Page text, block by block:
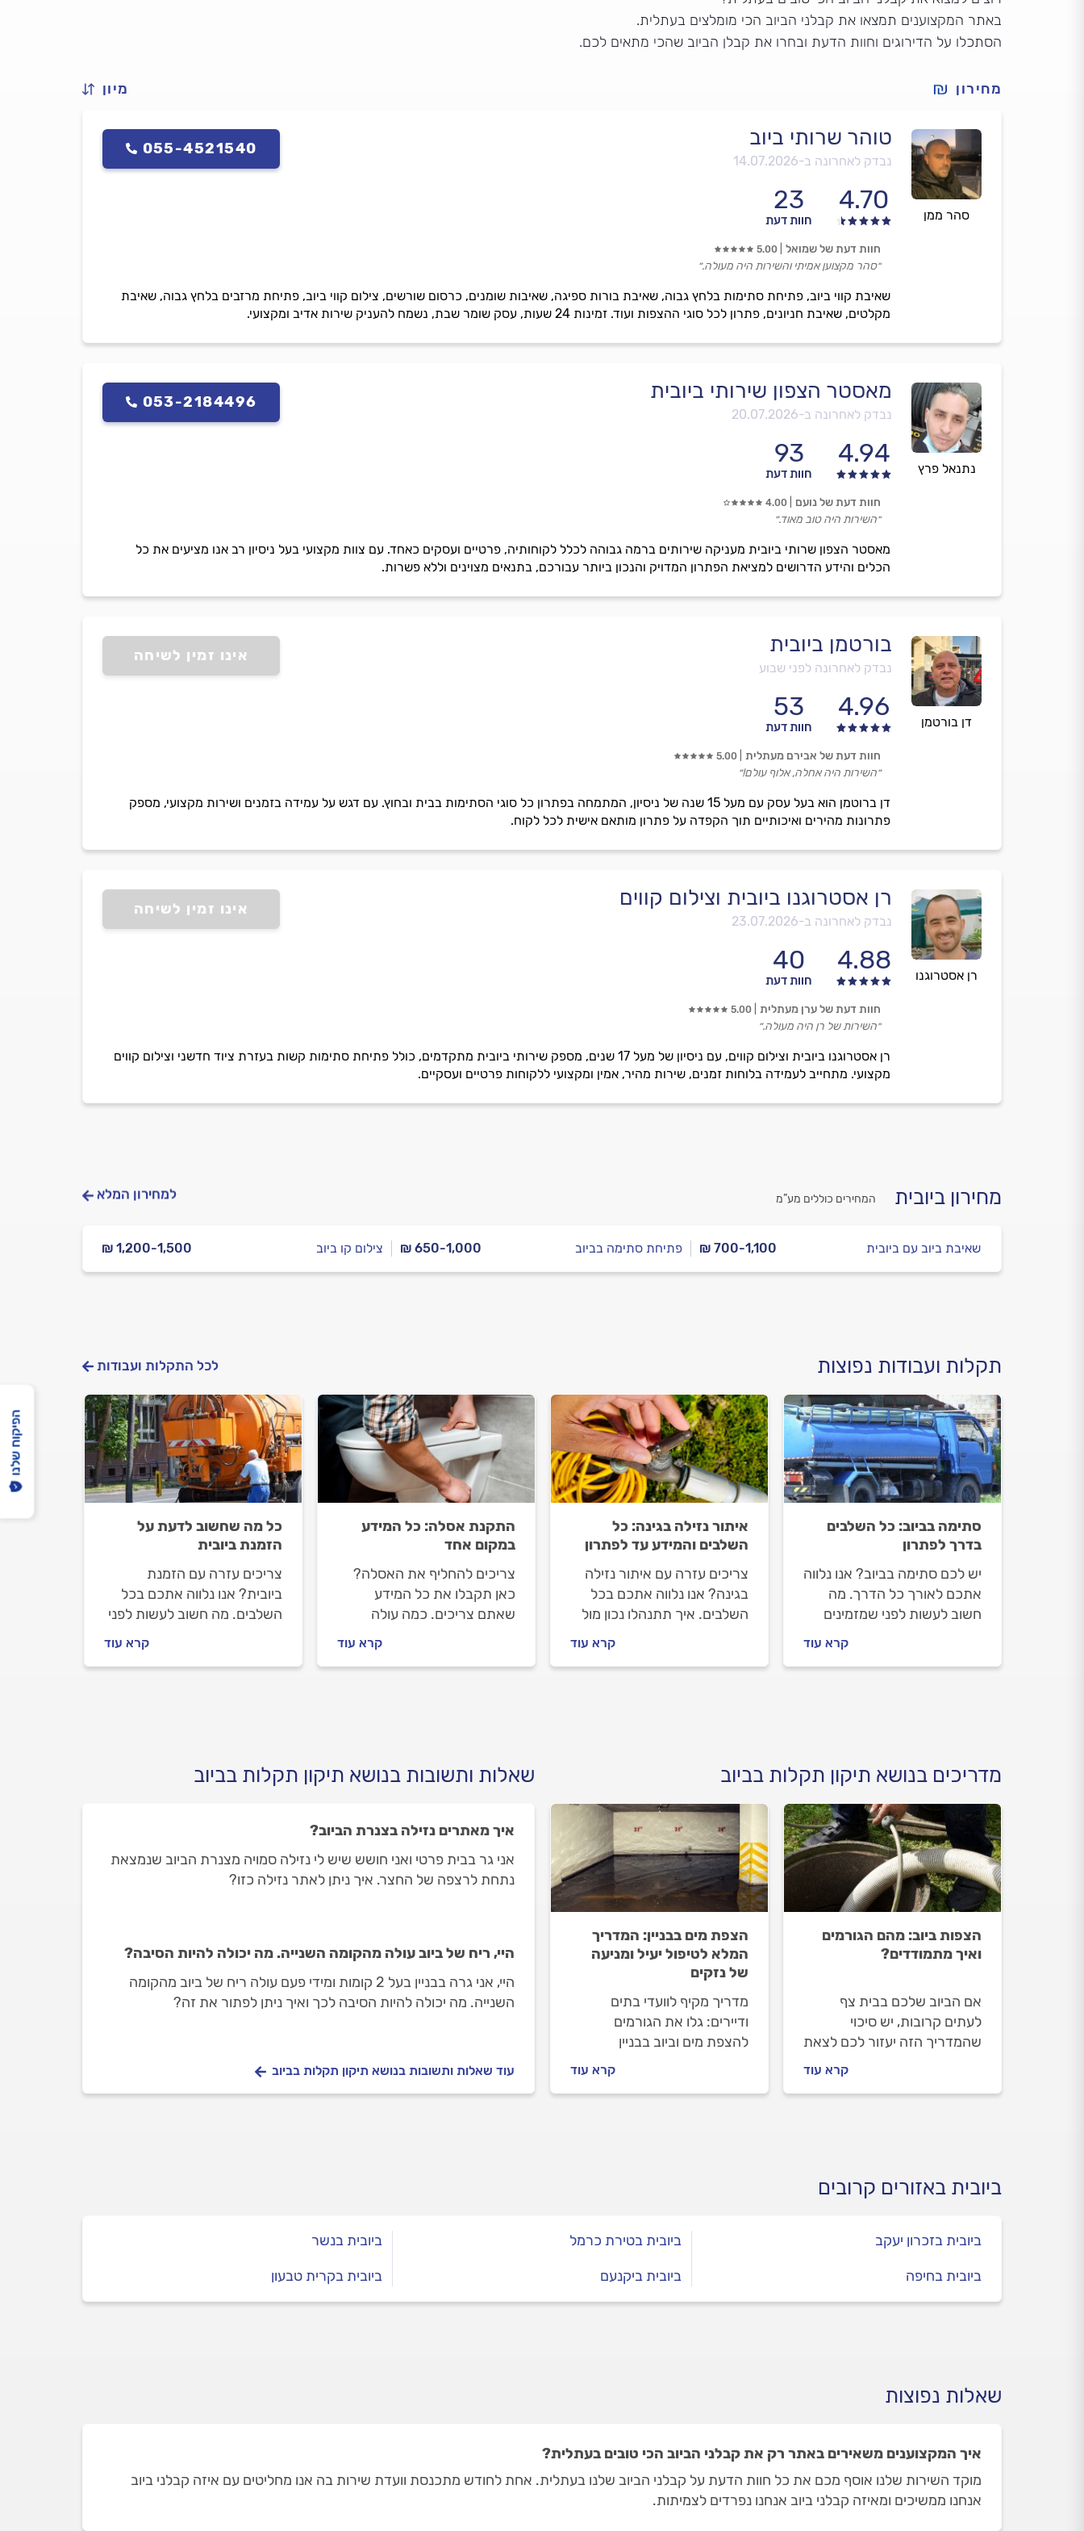
באתר המקצוענים תמצאו את קבלני הביוב הכי מומלצים בעתלית.
הסתכלו על הדירוגים וחוות הדעת ובחרו את קבלן הביוב שהכי מתאים לכם.
מחירון מיון
סהר ממן
טוהר שרותי ביוב
נבדק לאחרונה ב-14.07.2026
4.70
23
חוות דעת
055-4521540
שאיבת קווי ביוב, פתיחת סתימות בלחץ גבוה, שאיבת בורות ספיגה, שאיבות שומנים, כרסום שורשים, צילום קווי ביוב, פתיחת מרזבים בלחץ גבוה, שאיבת
מקלטים, שאיבת חניונים, פתרון לכל סוגי ההצפות ועוד. זמינות 24 שעות, עסק שומר שבת, נשמח להעניק שירות אדיב ומקצועי.
חוות דעת של שמואל 5.00
״סהר מקצוען אמיתי והשירות היה מעולה.״
נתנאל פרץ
מאסטר הצפון שירותי ביובית
נבדק לאחרונה ב-20.07.2026
4.94
93
חוות דעת
053-2184496
מאסטר הצפון שרותי ביובית מעניקה שירותים ברמה גבוהה לכלל לקוחותיה, פרטיים ועסקים כאחד. עם צוות מקצועי בעל ניסיון רב אנו מציעים את כל
הכלים והידע הדרושים למציאת הפתרון המדויק והנכון ביותר עבורכם, בתנאים מצוינים וללא פשרות.
חוות דעת של נועם 4.00
״השירות היה טוב מאוד.״
דן בורטמן
בורטמן ביובית
נבדק לאחרונה לפני שבוע
4.96
53
חוות דעת
אינו זמין לשיחה
דן ברוטמן הוא בעל עסק עם מעל 15 שנה של ניסיון, המתמחה בפתרון כל סוגי הסתימות בבית ובחוץ. עם דגש על עמידה בזמנים ושירות מקצועי, מספק
פתרונות מהירים ואיכותיים תוך הקפדה על פתרון מותאם אישית לכל לקוח.
חוות דעת של אבירם מעתלית 5.00
״השירות היה אחלה, אלוף עולם!״
רן אסטרוגנו
רן אסטרוגנו ביובית וצילום קווים
נבדק לאחרונה ב-23.07.2026
4.88
40
חוות דעת
אינו זמין לשיחה
רן אסטרוגנו ביובית וצילום קווים, עם ניסיון של מעל 17 שנים, מספק שירותי ביובית מתקדמים, כולל פתיחת סתימות קשות בעזרת ציוד חדשני וצילום קווים
מקצועי. מתחייב לעמידה בלוחות זמנים, שירות מהיר, אמין ומקצועי ללקוחות פרטיים ועסקיים.
חוות דעת של ערן מעתלית 5.00
״השירות של רן היה מעולה.״
מחירון ביובית המחירים כוללים מע”מ למחירון המלא
₪ 700-1,100 שאיבת ביוב עם ביובית ₪ 650-1,000 פתיחת סתימה בביוב ₪ 1,200-1,500 צילום קו ביוב
תקלות ועבודות נפוצות לכל התקלות ועבודות
סתימה בביוב: כל השלבים
בדרך לפתרון
יש לכם סתימה בביוב? אנו נלווה
אתכם לאורך כל הדרך. מה
חשוב לעשות לפני שמזמינים
ביובית? התשובות לפניכם.
קרא עוד
איתור נזילה בגינה: כל
השלבים והמידע עד לפתרון
צריכים עזרה עם איתור נזילה
בגינה? אנו נלווה אתכם בכל
השלבים. איך תתנהלו נכון מול
לפני שמזמינים אותו וכמה עולה
לאתר נזילה בגינה? ריכזנו
קרא עוד
התקנת אסלה: כל המידע
במקום אחד
צריכים להחליף את האסלה?
כאן תקבלו את כל המידע
שאתם צריכים. כמה עולה
מתנהלים מול האינסטלטור.
קרא עוד
כל מה שחשוב לדעת על
הזמנת ביובית
צריכים עזרה עם הזמנת
ביובית? אנו נלווה אתכם בכל
השלבים. מה חשוב לעשות לפני
שירותי ביובית? ריכזנו עבורכם
קרא עוד
מדריכים בנושא תיקון תקלות בביוב
הצפות ביוב: מהם הגורמים
ואיך מתמודדים?
אם הביוב שלכם בבית צף
לעתים קרובות, יש סיכוי
שהמדריך הזה יעזור לכם לצאת
ביוב בבתים פרטיים ועסקים ואיך
יוצאים מזה? המקצוענים עם כל
קרא עוד
הצפת מים בבניין: המדריך
המלא לטיפול יעיל ומניעה
של נזקים
מדריך מקיף לוועדי בתים
ודיירים: גלו את הגורמים
להצפת מים וביוב בבניין
כיצד מטפלים בהן באמצעות
ביובית, ואיך מונעים נזקים
קרא עוד
שאלות ותשובות בנושא תיקון תקלות בביוב
איך מאתרים נזילה בצנרת הביוב?
אני גר בבית פרטי ואני חושש שיש לי נזילה סמויה מצנרת הביוב שנמצאת
נתחת לרצפה של החצר. איך ניתן לאתר נזילה כזו?
היי, ריח של ביוב עולה מהקומה השנייה. מה יכולה להיות הסיבה?
היי, אני גרה בבניין בעל 2 קומות ומידי פעם עולה ריח של ביוב מהקומה
השנייה. מה יכולה להיות הסיבה לכך ואיך ניתן לפתור את זה?
עוד שאלות ותשובות בנושא תיקון תקלות בביוב
ביובית באזורים קרובים
ביובית בזכרון יעקב
ביובית בחיפה
ביובית בטירת כרמל
ביובית ביקנעם
ביובית בנשר
ביובית בקרית טבעון
שאלות נפוצות
איך המקצוענים משאירים באתר רק את קבלני הביוב הכי טובים בעתלית?
מוקד השירות שלנו אוסף מכם את כל חוות הדעת על קבלני הביוב שלנו בעתלית. אחת לחודש מתכנסת וועדת שירות בה אנו מחליטים עם איזה קבלני ביוב
אנחנו ממשיכים ומאיזה קבלני ביוב אנחנו נפרדים לצמיתות.
הפיקוח שלנו